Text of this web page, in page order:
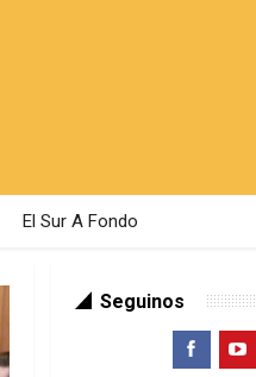
El Sur A Fondo
Seguinos